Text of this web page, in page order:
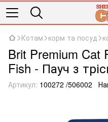
Котам корм та посуд
Brit Premium Cat
Fish - Пауч з
Артикул: 100272 /506002